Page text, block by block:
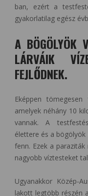
ban, ezért a
gyakorlatilag egész
A BÖGÖLYÖK
LÁRVÁIK
FEJLŐDNEK.
Eképpen
amelyek néhány 10
vannak. A
élettere és a
fenn. Ezek a
nagyobb víztesteket
Ugyanakkor Közép-
lakott legtöbb részén